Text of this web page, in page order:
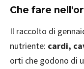
Che fare
Il raccolto di
nutriente: cardi,
orti che godono di